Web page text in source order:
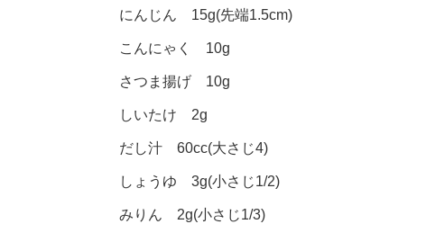
にんじん 15g(先端1.5cm)
こんにゃく 10g
さつま揚げ 10g
しいたけ 2g
だし汁 60cc(大さじ4)
しょうゆ 3g(小さじ1/2)
みりん 2g(小さじ1/3)